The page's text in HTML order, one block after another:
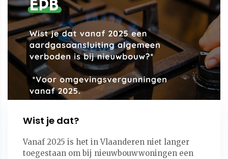
Wist je dat?
Vanaf 2025 is het in Vlaanderen niet langer
toegestaan om bij nieuwbouwwoningen een